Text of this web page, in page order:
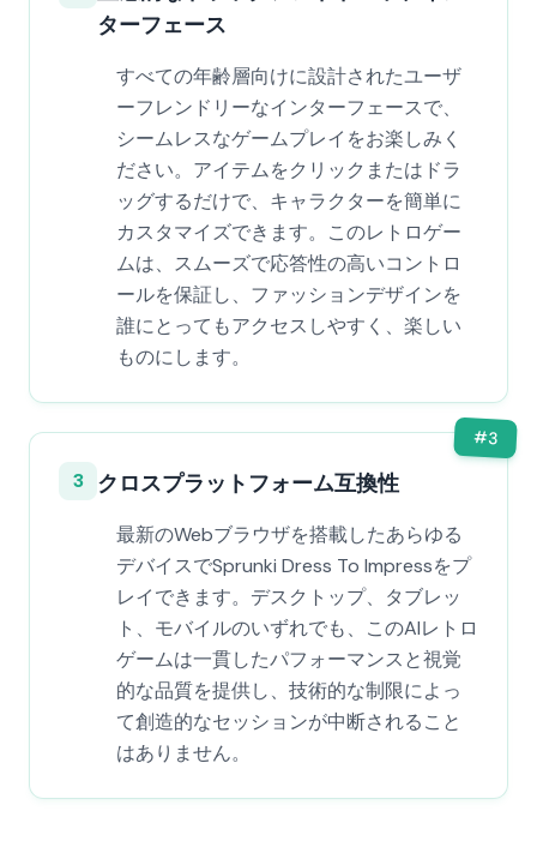
ターフェース
すべての年齢層向けに設計されたユーザ
ーフレンドリーなインターフェースで、
シームレスなゲームプレイをお楽しみく
ださい。アイテムをクリックまたはドラ
ッグするだけで、キャラクターを簡単に
カスタマイズできます。このレトロゲー
ムは、スムーズで応答性の高いコントロ
ールを保証し、ファッションデザインを
誰にとってもアクセスしやすく、楽しい
ものにします。
#3
3 クロスプラットフォーム互換性
最新のWebブラウザを搭載したあらゆる
デバイスでSprunki Dress To Impressをプ
レイできます。デスクトップ、タブレッ
ト、モバイルのいずれでも、このAIレトロ
ゲームは一貫したパフォーマンスと視覚
的な品質を提供し、技術的な制限によっ
て創造的なセッションが中断されること
はありません。